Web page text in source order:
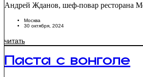
Андрей Жданов, шеф-повар ресторана
Москва
30 октября, 2024
читать
Паста с вонголе